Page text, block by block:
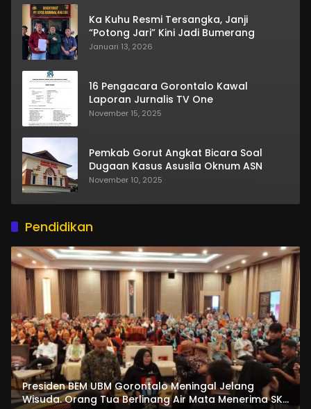
Ka Kuhu Resmi Tersangka, Janji
“Potong Jari” Kini Jadi Bumerang
Januari 13, 2026
16 Pengacara Gorontalo Kawal
Laporan Jurnalis TV One
November 15, 2025
Pemkab Gorut Angkat Bicara Soal
Dugaan Kasus Asusila Oknum ASN
November 10, 2025
Pendidikan
Presiden BEM UBM Gorontalo Meningal Jelang
Wisuda. Orang Tua Berlinang Air Mata Menerima SKL